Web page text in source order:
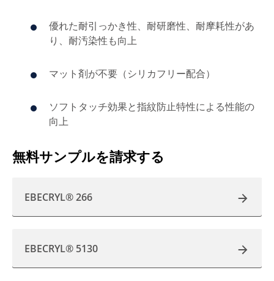
優れた耐引っかき性、耐研磨性、耐摩耗性があ
り、耐汚染性も向上
マット剤が不要（シリカフリー配合）
ソフトタッチ効果と指紋防止特性による性能の
向上
無料サンプルを請求する
EBECRYL® 266
EBECRYL® 5130